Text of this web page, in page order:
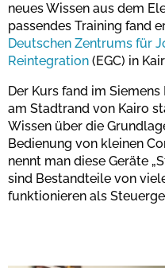
neues Wissen aus dem
passendes Training fand
Deutschen Zentrums für
Reintegration (EGC) in
Der Kurs fand im
am Stadtrand von Kairo
Wissen über die
Bedienung von kleinen
nennt man diese Geräte
sind Bestandteile von
funktionieren als